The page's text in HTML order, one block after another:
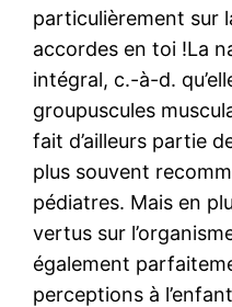
particulièrement sur
accordes en toi !La
intégral, c.-à-d.
groupuscules
fait d’ailleurs partie
plus souvent
pédiatres. Mais en
vertus sur
également
perceptions à